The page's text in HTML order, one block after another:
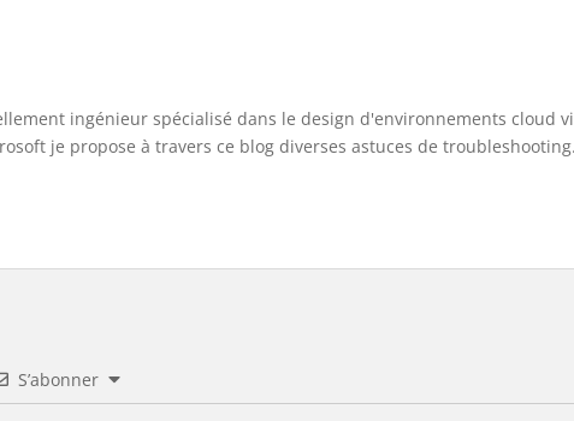
ingénieur spécialisé dans le design d'environnements cloud
je propose à travers ce blog diverses astuces de troubleshooting.
S’abonner